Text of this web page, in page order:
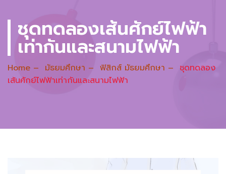
ชุดทดลองเส้นศักย์ไฟฟ้า
เท่ากันและสนามไฟฟ้า
Home – มัธยมศึกษา – ฟิสิกส์ มัธยมศึกษา – ชุดทดลอง
เส้นศักย์ไฟฟ้าเท่ากันและสนามไฟฟ้า